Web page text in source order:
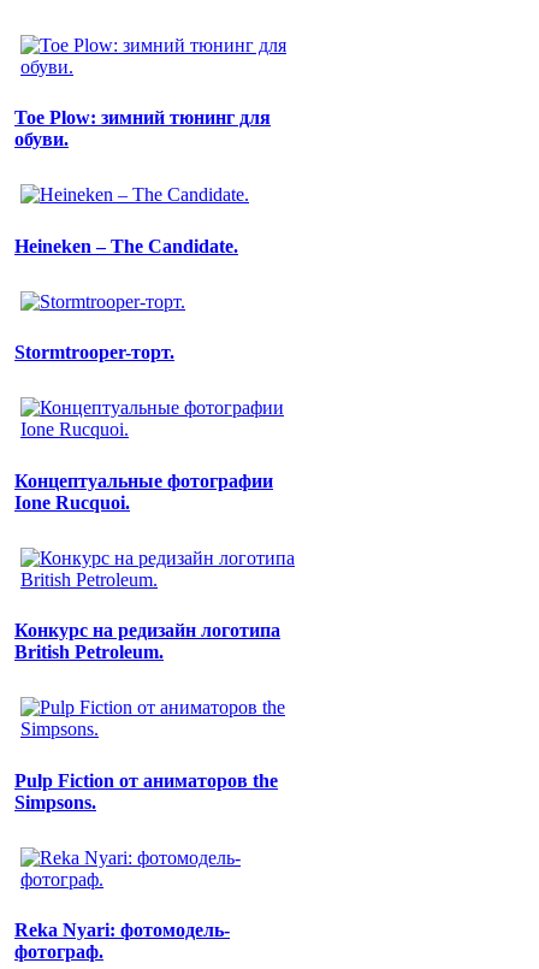
Toe Plow: зимний тюнинг для
обуви.
Heineken – The Candidate.
Stormtrooper-торт.
Концептуальные фотографии
Ione Rucquoi.
Конкурс на редизайн логотипа
British Petroleum.
Pulp Fiction от аниматоров the
Simpsons.
Reka Nyari: фотомодель-
фотограф.